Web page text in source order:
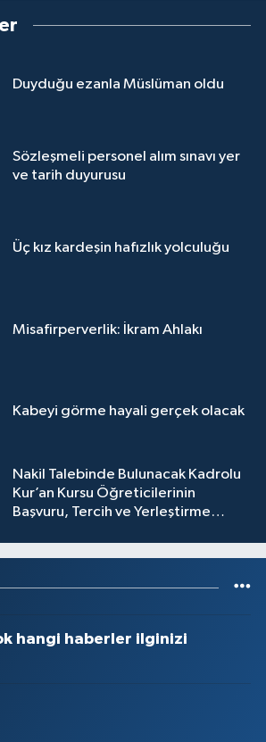
Duyduğu ezanla Müslüman oldu
Sözleşmeli personel alım sınavı yer
ve tarih duyurusu
Üç kız kardeşin hafızlık yolculuğu
Misafirperverlik: İkram Ahlakı
Kabeyi görme hayali gerçek olacak
Nakil Talebinde Bulunacak Kadrolu
Kur’an Kursu Öğreticilerinin
Başvuru, Tercih ve Yerleştirme
hangi haberler ilginizi